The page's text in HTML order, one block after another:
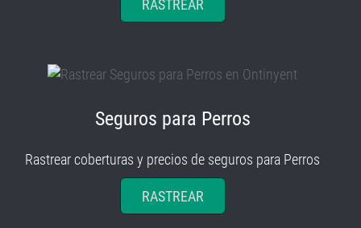
RASTREAR
Seguros para Perros
Rastrear coberturas y precios de seguros para Perros
RASTREAR